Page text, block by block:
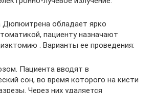
Дюпюитрена обладает ярко
пациенту назначают
. Варианты ее проведения:
Пациента вводят в
сон, во время которого на кисти
Через них удаляется